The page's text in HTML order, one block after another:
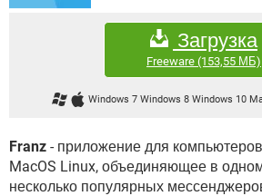
WINDOWS 10
GOOGLE
ИГРЫ
TIKTOK
ИГРЫ
WINDOWS 10
YANDEX
ЭНЦИКЛОПЕДИЯ
WINDOWS 10
GOOGLE
Загрузка
Freeware (153,55 МБ)
Windows 7 Windows 8 Windows 10
Franz - приложение для
MacOS Linux, объединяющее в
несколько популярных